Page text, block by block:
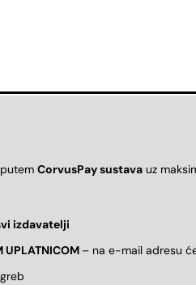
CorvusPay sustava uz
izdavatelji
UPLATNICOM – na e-mail adresu